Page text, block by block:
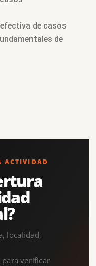
de casos
de
ACTIVIDAD
localidad,
verificar